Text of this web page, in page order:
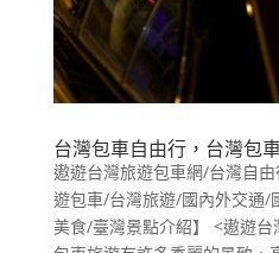
台灣包車自由行，台灣包
遨遊台灣旅遊包車網/台灣自
遊包車/台灣旅遊/國內外交通/
美食/臺灣景點介紹】 <遨遊